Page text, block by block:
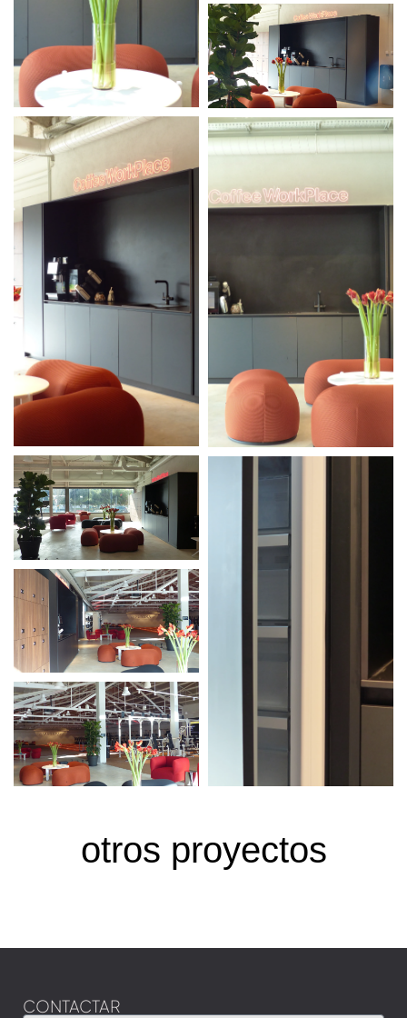
otros proyectos
CONTACTAR